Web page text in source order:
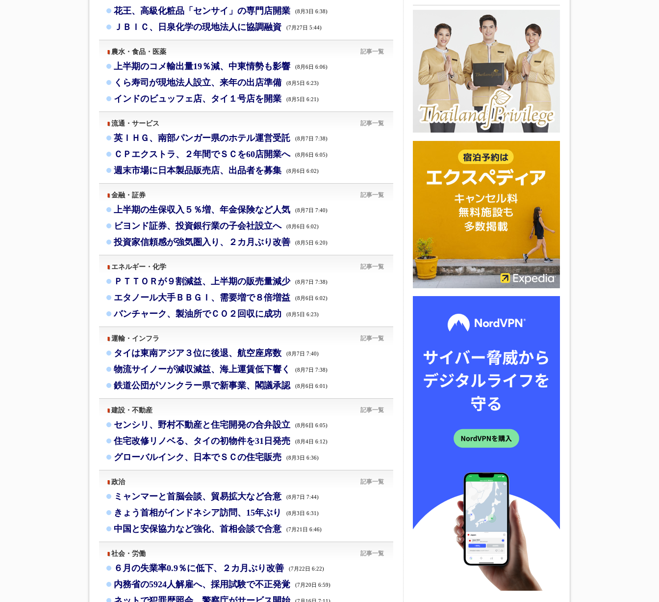
花王、高級化粧品「センサイ」の専門店開業 (8月3日 6:38)
ＪＢＩＣ、日泉化学の現地法人に協調融資 (7月27日 5:44)
農水・食品・医薬 記事一覧
上半期のコメ輸出量19％減、中東情勢も影響 (8月6日 6:06)
くら寿司が現地法人設立、来年の出店準備 (8月5日 6:23)
インドのビュッフェ店、タイ１号店を開業 (8月5日 6:21)
流通・サービス 記事一覧
英ＩＨＧ、南部パンガー県のホテル運営受託 (8月7日 7:38)
ＣＰエクストラ、２年間でＳＣを60店開業へ (8月6日 6:05)
週末市場に日本製品販売店、出品者を募集 (8月6日 6:02)
金融・証券 記事一覧
上半期の生保収入５％増、年金保険など人気 (8月7日 7:40)
ビヨンド証券、投資銀行業の子会社設立へ (8月6日 6:02)
投資家信頼感が強気圏入り、２カ月ぶり改善 (8月5日 6:20)
エネルギー・化学 記事一覧
ＰＴＴＯＲが９割減益、上半期の販売量減少 (8月7日 7:38)
エタノール大手ＢＢＧＩ、需要増で８倍増益 (8月6日 6:02)
バンチャーク、製油所でＣＯ２回収に成功 (8月5日 6:23)
運輸・インフラ 記事一覧
タイは東南アジア３位に後退、航空座席数 (8月7日 7:40)
物流サイノーが減収減益、海上運賃低下響く (8月7日 7:38)
鉄道公団がソンクラー県で新事業、閣議承認 (8月6日 6:01)
建設・不動産 記事一覧
センシリ、野村不動産と住宅開発の合弁設立 (8月6日 6:05)
住宅改修リノベる、タイの初物件を31日発売 (8月4日 6:12)
グローバルインク、日本でＳＣの住宅販売 (8月3日 6:36)
政治 記事一覧
ミャンマーと首脳会談、貿易拡大など合意 (8月7日 7:44)
きょう首相がインドネシア訪問、15年ぶり (8月3日 6:31)
中国と安保協力など強化、首相会談で合意 (7月21日 6:46)
社会・労働 記事一覧
６月の失業率0.9％に低下、２カ月ぶり改善 (7月22日 6:22)
内務省の5924人解雇へ、採用試験で不正発覚 (7月20日 6:59)